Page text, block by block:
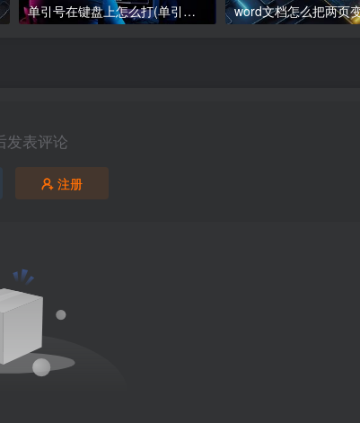
单引号在键盘上怎么打(单引号在键盘上怎么打苹果)
发表评论
注册